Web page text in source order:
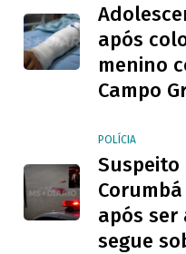
após
menino
Campo
POLÍCIA
Suspeito
após ser
segue